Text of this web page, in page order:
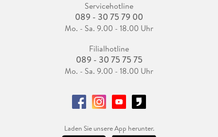
Servicehotline
089 - 30 75 79 00
Mo. - Sa. 9.00 - 18.00 Uhr
Filialhotline
089 - 30 75 75 75
Mo. - Sa. 9.00 - 18.00 Uhr
Laden Sie unsere App herunter.